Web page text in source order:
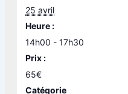
25 avril
Heure :
14h00 - 17h30
Prix :
65€
Catégorie